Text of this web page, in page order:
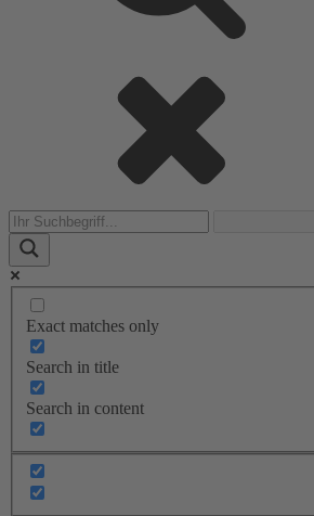
Exact matches only
Search in title
Search in content